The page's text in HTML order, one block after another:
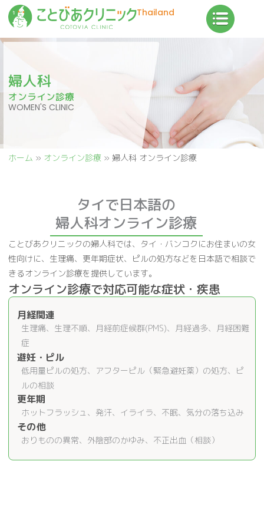
を
Thailand
婦人科
オンライン診療
WOMEN'S CLINIC
ホーム » オンライン診療 » 婦人科 オンライン診療
タイで日本語の
婦人科オンライン診療
ことびあクリニックの婦人科では、タイ・バンコクにお住まいの女
性向けに、生理痛、更年期症状、ピルの処方などを日本語で相談で
きるオンライン診療を提供しています。
オンライン診療で対応可能な症状・疾患
月経関連
生理痛、生理不順、月経前症候群(PMS)、月経過多、月経困難
症
避妊・ピル
低用量ピルの処方、アフターピル（緊急避妊薬）の処方、ピ
ルの相談
更年期
ホットフラッシュ、発汗、イライラ、不眠、気分の落ち込み
その他
おりものの異常、外陰部のかゆみ、不正出血（相談）